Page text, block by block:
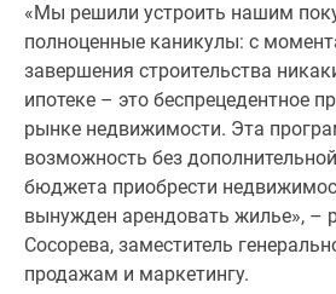
комнатные
комнатные
Квартиры
карте
Ипотечный
калькулятор
Семейная
«Мы решили устроить нашим
полноценные каникулы: с
завершения строительства
ипотеке – это беспрецедентное
рынке недвижимости. Эта
возможность без
бюджета приобрести
вынужден арендовать жилье», –
Сосорева, заместитель
продажам и маркетингу.